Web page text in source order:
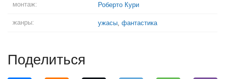
монтаж: Роберто Кури
жанры: ужасы, фантастика
Поделиться